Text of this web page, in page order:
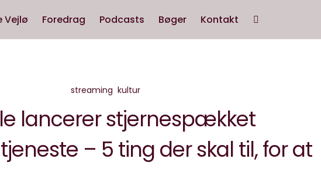
Vejlø Foredrag Podcasts Bøger Kontakt
streaming kultur
lancerer stjernespækket
– 5 ting der skal til, for at